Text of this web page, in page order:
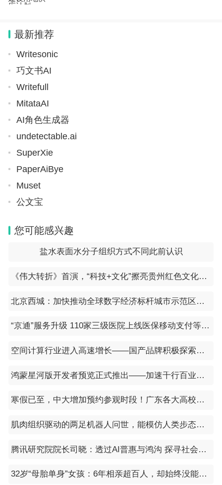
最新推荐
Writesonic
巧文书AI
Writefull
MitataAI
AI角色生成器
undetectable.ai
SuperXie
PaperAiBye
Muset
公文宝
您可能感兴趣
盐水表面水分子组织方式不同此前认识
《伟大转折》首演，“科技+文化”擦亮贵州红色文化旅游“新IP”
北京西城：加快推动全球数字经济标杆城市示范区建设
“京通”服务升级 110家三级医院上线医保移动支付等功能
空间计算行业进入高速增长——国产品牌积极探索布局
鸿蒙星河版开发者预览正式推出——加速千行百业应用鸿蒙化
寒假已至，中大增加预约参观时段！广东各大高校开放情况如何？
肌肉组织驱动的两足机器人问世，能模仿人类步态行走和急转弯
腾讯研究院院长司晓：透过AI普惠与鸿沟 探寻社会增益
32岁“母胎单身”女孩：6年相亲超百人，却始终没能谈一场恋爱